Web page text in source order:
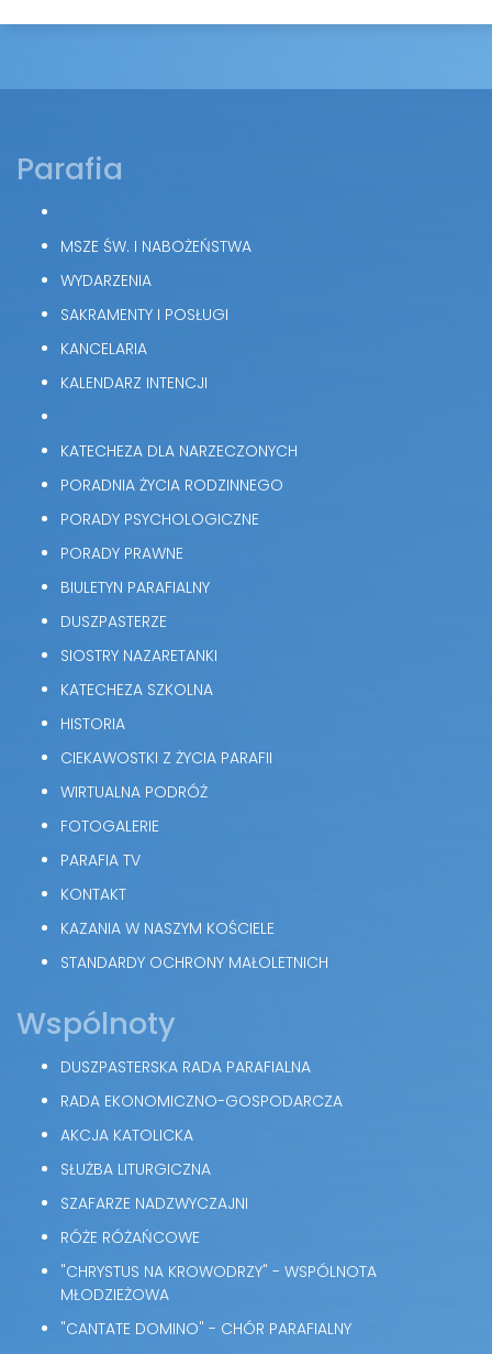
Parafia
MSZE ŚW. I NABOŻEŃSTWA
WYDARZENIA
SAKRAMENTY I POSŁUGI
KANCELARIA
KALENDARZ INTENCJI
KATECHEZA DLA NARZECZONYCH
PORADNIA ŻYCIA RODZINNEGO
PORADY PSYCHOLOGICZNE
PORADY PRAWNE
BIULETYN PARAFIALNY
DUSZPASTERZE
SIOSTRY NAZARETANKI
KATECHEZA SZKOLNA
HISTORIA
CIEKAWOSTKI Z ŻYCIA PARAFII
WIRTUALNA PODRÓŻ
FOTOGALERIE
PARAFIA TV
KONTAKT
KAZANIA W NASZYM KOŚCIELE
STANDARDY OCHRONY MAŁOLETNICH
Wspólnoty
DUSZPASTERSKA RADA PARAFIALNA
RADA EKONOMICZNO-GOSPODARCZA
AKCJA KATOLICKA
SŁUŻBA LITURGICZNA
SZAFARZE NADZWYCZAJNI
RÓŻE RÓŻAŃCOWE
"CHRYSTUS NA KROWODRZY" - WSPÓLNOTA
MŁODZIEŻOWA
"CANTATE DOMINO" - CHÓR PARAFIALNY